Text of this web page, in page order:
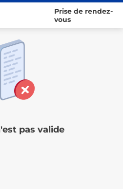
Prise de rendez-
vous
pas valide